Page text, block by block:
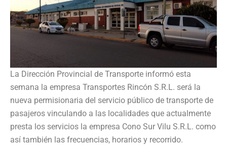
La Dirección Provincial de Transporte informó esta
semana la empresa Transportes Rincón S.R.L. será la
nueva permisionaria del servicio público de transporte de
pasajeros vinculando a las localidades que actualmente
presta los servicios la empresa Cono Sur Vilu S.R.L. como
así también las frecuencias, horarios y recorrido.